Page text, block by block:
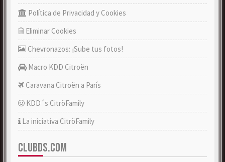
Política de Privacidad y Cookies
Eliminar Cookies
Chevronazos: ¡Sube tus fotos!
Macro KDD Citroën
Caravana Citroën a París
KDD´s CitröFamily
La iniciativa CitröFamily
CLUBDS.COM